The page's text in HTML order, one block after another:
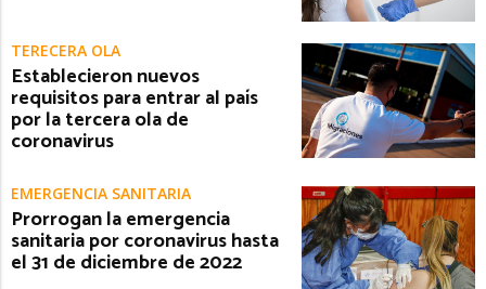
TERECERA OLA
Establecieron nuevos
requisitos para entrar al país
por la tercera ola de
coronavirus
EMERGENCIA SANITARIA
Prorrogan la emergencia
sanitaria por coronavirus hasta
el 31 de diciembre de 2022